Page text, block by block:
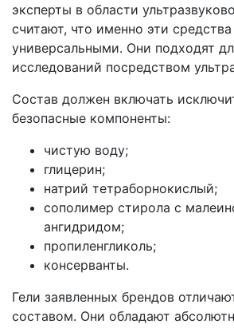
эксперты в области
считают, что именно эти
универсальными. Они подходят
исследований посредством
Состав должен включать
безопасные компоненты:
чистую воду;
глицерин;
натрий тетраборнокислый;
сополимер стирола с
ангидридом;
пропиленгликоль;
консерванты.
Гели заявленных брендов
составом. Они обладают